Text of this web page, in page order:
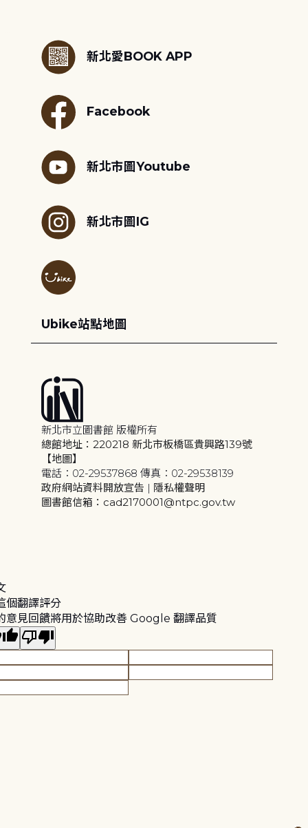
新北愛BOOK APP
Facebook
新北市圖Youtube
新北市圖IG
Ubike站點地圖
新北市立圖書館 版權所有
總館地址：220218 新北市板橋區貴興路139號
【地圖】
電話：02-29537868 傳真：02-29538139
政府網站資料開放宣告 | 隱私權聲明
圖書館信箱：cad2170001@ntpc.gov.tw
個翻譯評分
意見回饋將用於協助改善 Google 翻譯品質